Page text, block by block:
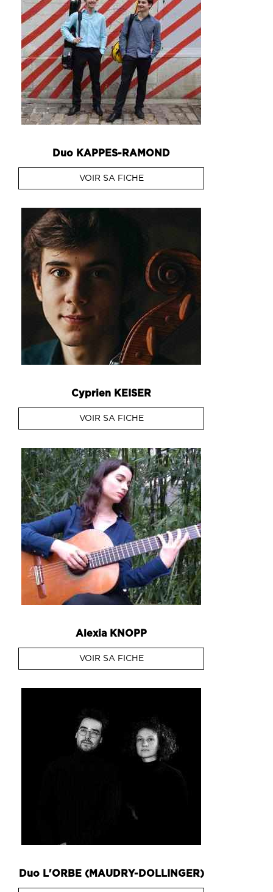
Duo KAPPES-RAMOND
VOIR SA FICHE
Cyprien KEISER
VOIR SA FICHE
Alexia KNOPP
VOIR SA FICHE
Duo L'ORBE (MAUDRY-DOLLINGER)